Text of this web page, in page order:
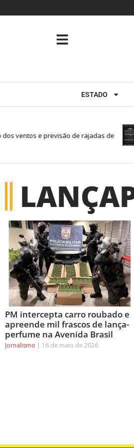
ESTADO
ventos e previsão de rajadas de
PM intercepta carro roubado e
apreende mil frascos de lança-
perfume na Avenida Brasil
Jornalismo 16 de maio de 2026